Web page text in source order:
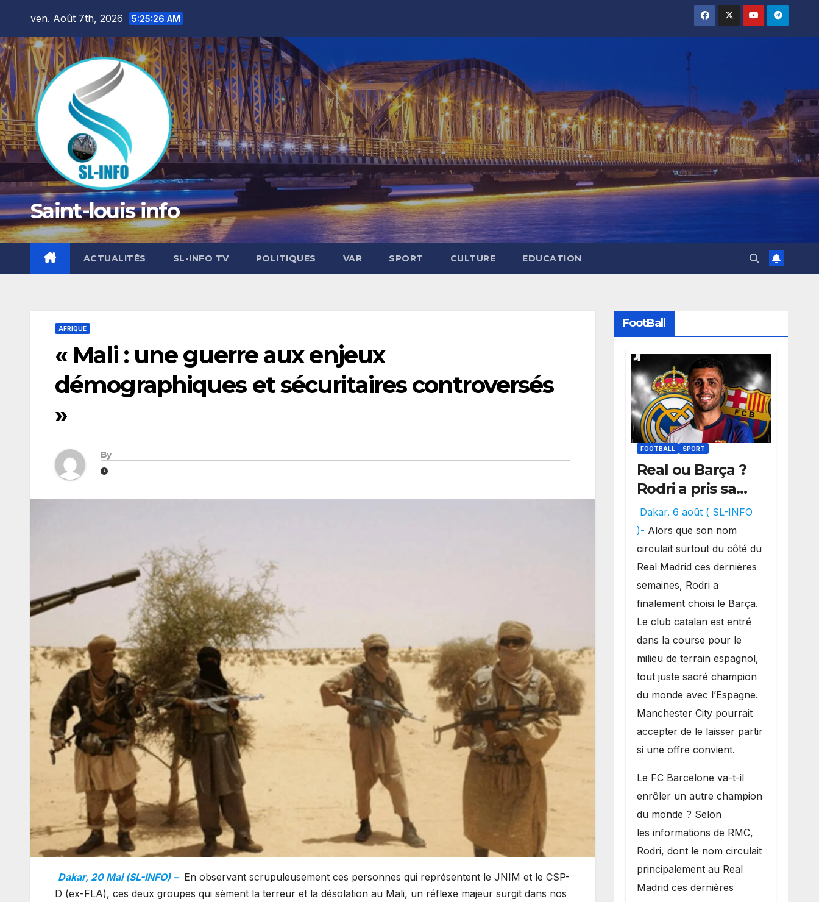
content
ven. Août 7th, 2026 5:25:28 AM
Saint-louis info
ACTUALITÉS SL-INFO TV POLITIQUES VAR SPORT CULTURE EDUCATION
AFRIQUE
« Mali : une guerre aux enjeux
démographiques et sécuritaires controversés
»
By
Dakar, 20 Mai (SL-INFO) – En observant scrupuleusement ces personnes qui représentent le JNIM et le CSP-
D (ex-FLA), ces deux groupes qui sèment la terreur et la désolation au Mali, un réflexe majeur surgit dans nos
FootBall
FOOTBALL SPORT
Real ou Barça ?
Rodri a pris sa
décision, un
choix qui
pourrait faire
grand bruit sur
le marché des
transferts.
Dakar. 6 août ( SL-INFO
)- Alors que son nom
circulait surtout du côté du
Real Madrid ces dernières
semaines, Rodri a
finalement choisi le Barça.
Le club catalan est entré
dans la course pour le
milieu de terrain espagnol,
tout juste sacré champion
du monde avec l’Espagne.
Manchester City pourrait
accepter de le laisser partir
si une offre convient.
​Le FC Barcelone va-t-il
enrôler un autre champion
du monde ? Selon
les informations de RMC,
Rodri, dont le nom circulait
principalement au Real
Madrid ces dernières